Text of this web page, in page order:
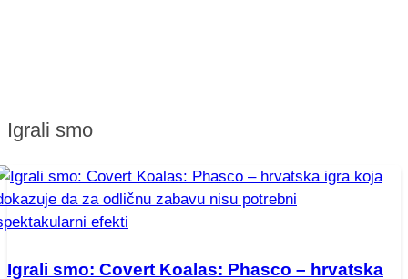
Igrali smo
Igrali smo: Covert Koalas: Phasco – hrvatska